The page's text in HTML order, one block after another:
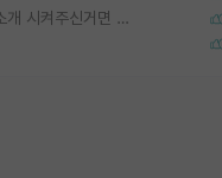
컨택이후 랩매니저, PhD학생들 소개 시켜주신거면 거의 컨펌에 가깝나요?